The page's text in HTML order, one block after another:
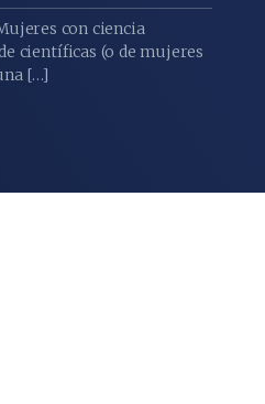
con ciencia
científicas (o de mujeres
[…]